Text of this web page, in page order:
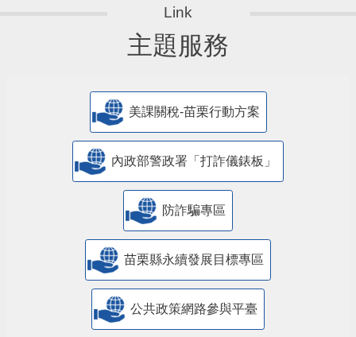
主題服務
美課關稅-苗栗行動方案
內政部警政署「打詐儀錶板」
防詐騙專區
苗栗縣永續發展目標專區
公共政策網路參與平臺